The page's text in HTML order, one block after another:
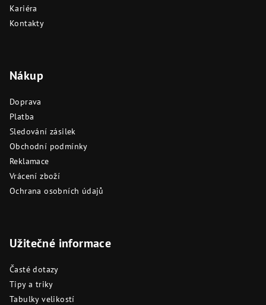
Kariéra
Kontakty
Nákup
Doprava
Platba
Sledování zásilek
Obchodní podmínky
Reklamace
Vrácení zboží
Ochrana osobních údajů
Užitečné informace
Časté dotazy
Tipy a triky
Tabulky velikostí